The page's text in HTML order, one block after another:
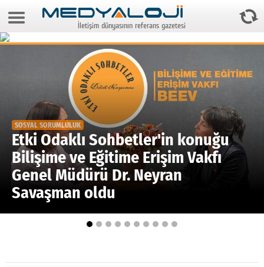
8 Ağustos 2026 15:51:53
Video Galeri
Gazeteler
Medya
Reyting-tiraj
Teknoloji
Televizyon
İletişim dünyasının referans gazetesi
SOSYAL SORUMLULUK
Etki Odaklı Sohbetler'in konuğu
Bilişime ve Eğitime Erişim Vakfı
Genel Müdürü Dr. Neyran
Savaşman oldu